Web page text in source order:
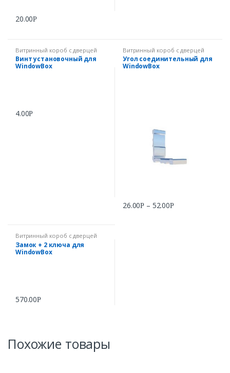
20.00Р
Витринный короб с дверцей
WindowBox
Винт установочный для
WindowBox
4.00Р
Витринный короб с дверцей
WindowBox
Угол соединительный для
WindowBox
26.00Р – 52.00Р
Витринный короб с дверцей
WindowBox
Замок + 2 ключа для
WindowBox
570.00Р
Похожие товары